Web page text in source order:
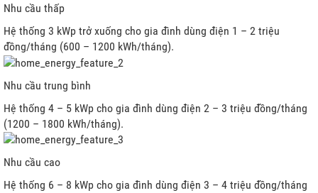
Nhu cầu thấp
Hệ thống 3 kWp trở xuống cho gia đình dùng điện 1 – 2 triệu
đồng/tháng (600 – 1200 kWh/tháng).
Nhu cầu trung bình
Hệ thống 4 – 5 kWp cho gia đình dùng điện 2 – 3 triệu đồng/tháng
(1200 – 1800 kWh/tháng).
Nhu cầu cao
Hệ thống 6 – 8 kWp cho gia đình dùng điện 3 – 4 triệu đồng/tháng